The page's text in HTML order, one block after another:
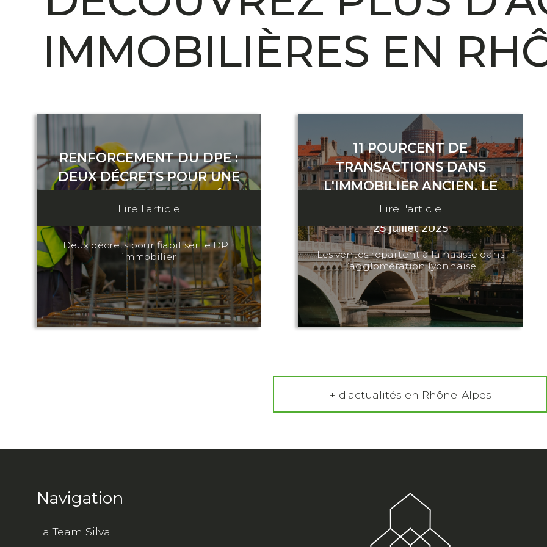
IMMOBILIÈRES EN
RENFORCEMENT DU DPE :
DEUX DÉCRETS POUR UNE
Deux décrets pour fiabiliser le DPE
immobilier
Lire l'article
11 POURCENT DE
TRANSACTIONS DANS
L'IMMOBILIER ANCIEN, LE
MARCHÉ REPART À LYON
25 juillet 2025
Les ventes repartent à la hausse dans
l’agglomération lyonnaise
Lire l'article
+ d'actualités en Rhône-Alpes
Navigation
La Team Silva